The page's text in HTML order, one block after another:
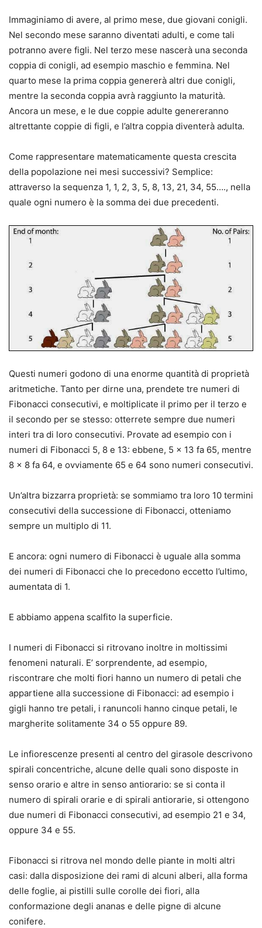
Immaginiamo di avere, al primo mese, due giovani conigli.
Nel secondo mese saranno diventati adulti, e come tali
potranno avere figli. Nel terzo mese nascerà una seconda
coppia di conigli, ad esempio maschio e femmina. Nel
quarto mese la prima coppia genererà altri due conigli,
mentre la seconda coppia avrà raggiunto la maturità.
Ancora un mese, e le due coppie adulte genereranno
altrettante coppie di figli, e l’altra coppia diventerà adulta.
Come rappresentare matematicamente questa crescita
della popolazione nei mesi successivi? Semplice:
attraverso la sequenza 1, 1, 2, 3, 5, 8, 13, 21, 34, 55…., nella
quale ogni numero è la somma dei due precedenti.
Questi numeri godono di una enorme quantità di proprietà
aritmetiche. Tanto per dirne una, prendete tre numeri di
Fibonacci consecutivi, e moltiplicate il primo per il terzo e
il secondo per se stesso: otterrete sempre due numeri
interi tra di loro consecutivi. Provate ad esempio con i
numeri di Fibonacci 5, 8 e 13: ebbene, 5 x 13 fa 65, mentre
8 x 8 fa 64, e ovviamente 65 e 64 sono numeri consecutivi.
Un’altra bizzarra proprietà: se sommiamo tra loro 10 termini
consecutivi della successione di Fibonacci, otteniamo
sempre un multiplo di 11.
E ancora: ogni numero di Fibonacci è uguale alla somma
dei numeri di Fibonacci che lo precedono eccetto l’ultimo,
aumentata di 1.
E abbiamo appena scalfito la superficie.
I numeri di Fibonacci si ritrovano inoltre in moltissimi
fenomeni naturali. E’ sorprendente, ad esempio,
riscontrare che molti fiori hanno un numero di petali che
appartiene alla successione di Fibonacci: ad esempio i
gigli hanno tre petali, i ranuncoli hanno cinque petali, le
margherite solitamente 34 o 55 oppure 89.
Le infiorescenze presenti al centro del girasole descrivono
spirali concentriche, alcune delle quali sono disposte in
senso orario e altre in senso antiorario: se si conta il
numero di spirali orarie e di spirali antiorarie, si ottengono
due numeri di Fibonacci consecutivi, ad esempio 21 e 34,
oppure 34 e 55.
Fibonacci si ritrova nel mondo delle piante in molti altri
casi: dalla disposizione dei rami di alcuni alberi, alla forma
delle foglie, ai pistilli sulle corolle dei fiori, alla
conformazione degli ananas e delle pigne di alcune
conifere.